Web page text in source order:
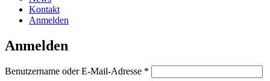
Kontakt
Anmelden
Anmelden
Benutzername oder E-Mail-Adresse *